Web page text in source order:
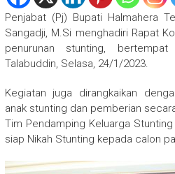
a
h
e
r
a
e
n
g
a
M
Penjabat (Pj) Bupati Halmahera
Sangadji, M.Si menghadiri Rapat
penurunan stunting,
Talabuddin, Selasa, 24/1/2023.
Kegiatan juga dirangkaikan
anak stunting dan pemberian
Tim Pendamping Keluarga
siap Nikah Stunting kepada calon